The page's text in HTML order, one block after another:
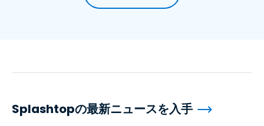
Splashtopの最新ニュースを入手